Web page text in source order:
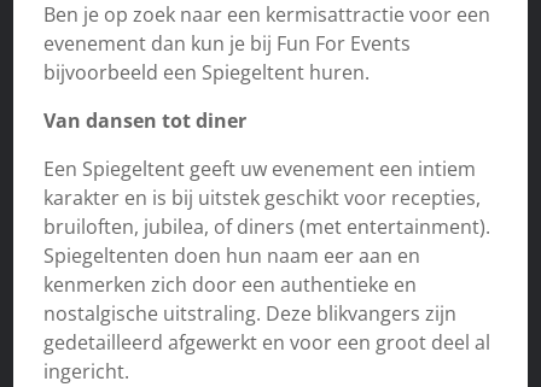
Ben je op zoek naar een kermisattractie voor een
evenement dan kun je bij Fun For Events
bijvoorbeeld een Spiegeltent huren.
Van dansen tot diner
Een Spiegeltent geeft uw evenement een intiem
karakter en is bij uitstek geschikt voor recepties,
bruiloften, jubilea, of diners (met entertainment).
Spiegeltenten doen hun naam eer aan en
kenmerken zich door een authentieke en
nostalgische uitstraling. Deze blikvangers zijn
gedetailleerd afgewerkt en voor een groot deel al
ingericht.